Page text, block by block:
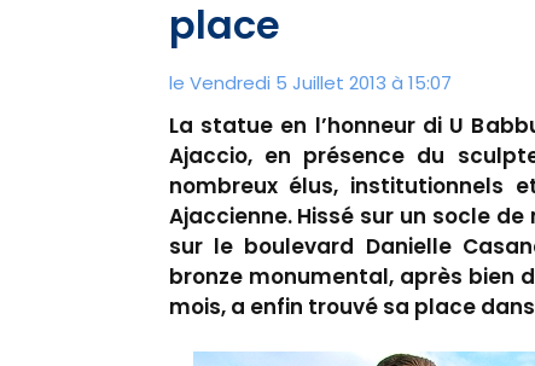
place
le Vendredi 5 Juillet 2013 à 15:07
La statue en l’honneur di U
Ajaccio, en présence du
nombreux élus, institutionnels
Ajaccienne. Hissé sur un socle
sur le boulevard Danielle
bronze monumental, après bien
mois, a enfin trouvé sa place